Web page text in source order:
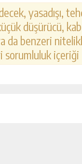
yasadışı,
düşürücü,
da benzeri
sorumluluk